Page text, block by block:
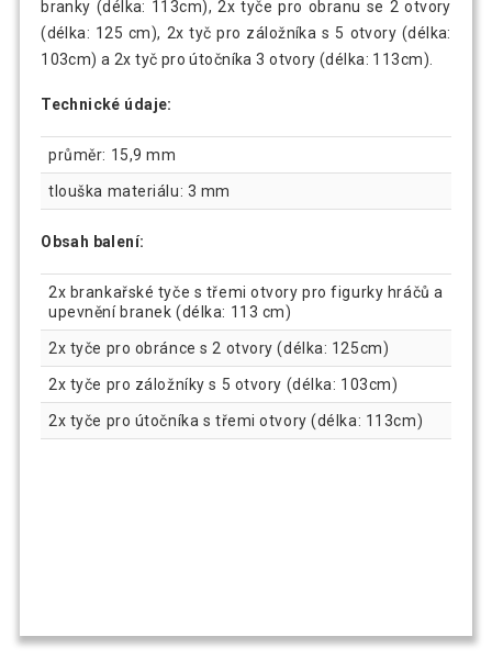
branky (délka: 113cm), 2x tyče pro obranu se 2 otvory
(délka: 125 cm), 2x tyč pro záložníka s 5 otvory (délka:
103cm) a 2x tyč pro útočníka 3 otvory (délka: 113cm).
Technické údaje:
průměr: 15,9 mm
tlouška materiálu: 3 mm
Obsah balení:
2x brankařské tyče s třemi otvory pro figurky hráčů a
upevnění branek (délka: 113 cm)
2x tyče pro obránce s 2 otvory (délka: 125cm)
2x tyče pro záložníky s 5 otvory (délka: 103cm)
2x tyče pro útočníka s třemi otvory (délka: 113cm)